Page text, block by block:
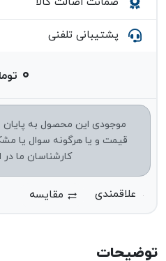
پشتیبانی تلفنی
۰
موجودی این محصول به پایان
قیمت و یا هرگونه سوال یا
کارشناسان ما در
مقایسه
توضیحات